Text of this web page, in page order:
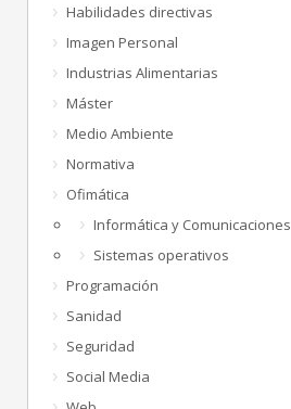
Habilidades directivas
Imagen Personal
Industrias Alimentarias
Máster
Medio Ambiente
Normativa
Ofimática
Informática y Comunicaciones
Sistemas operativos
Programación
Sanidad
Seguridad
Social Media